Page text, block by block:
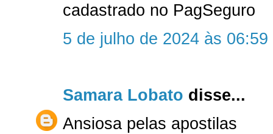
cadastrado no PagSeguro
5 de julho de 2024 às 06:59
Samara Lobato disse...
Ansiosa pelas apostilas